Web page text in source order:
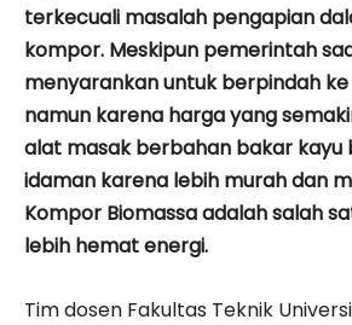
terkecuali masalah pengapian
kompor. Meskipun pemerintah
menyarankan untuk berpindah ke
namun karena harga yang
alat masak berbahan bakar kayu
idaman karena lebih murah dan
Kompor Biomassa adalah salah
lebih hemat energi.
Tim dosen Fakultas Teknik